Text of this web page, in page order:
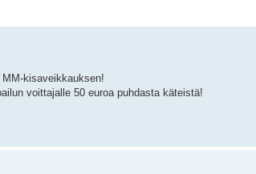
kisaveikkauksen!
voittajalle 50 euroa puhdasta käteistä!